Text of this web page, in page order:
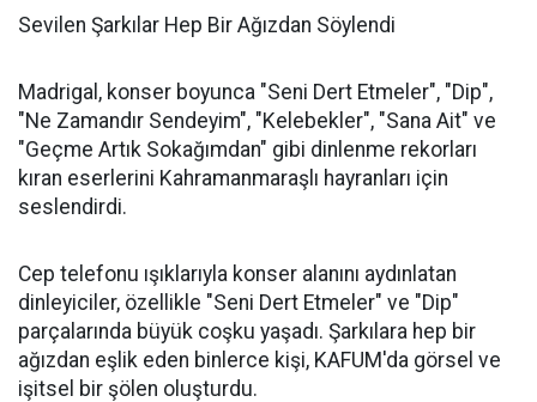
Sevilen Şarkılar Hep Bir Ağızdan Söylendi
Madrigal, konser boyunca "Seni Dert Etmeler", "Dip",
"Ne Zamandır Sendeyim", "Kelebekler", "Sana Ait" ve
"Geçme Artık Sokağımdan" gibi dinlenme rekorları
kıran eserlerini Kahramanmaraşlı hayranları için
seslendirdi.
Cep telefonu ışıklarıyla konser alanını aydınlatan
dinleyiciler, özellikle "Seni Dert Etmeler" ve "Dip"
parçalarında büyük coşku yaşadı. Şarkılara hep bir
ağızdan eşlik eden binlerce kişi, KAFUM'da görsel ve
işitsel bir şölen oluşturdu.